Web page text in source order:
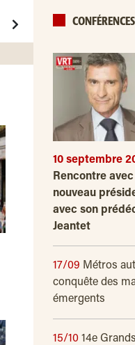
10 septembre
Rencontre
nouveau
avec son
Jeantet
17/09 Métros
conquête des
émergents
15/10 14e